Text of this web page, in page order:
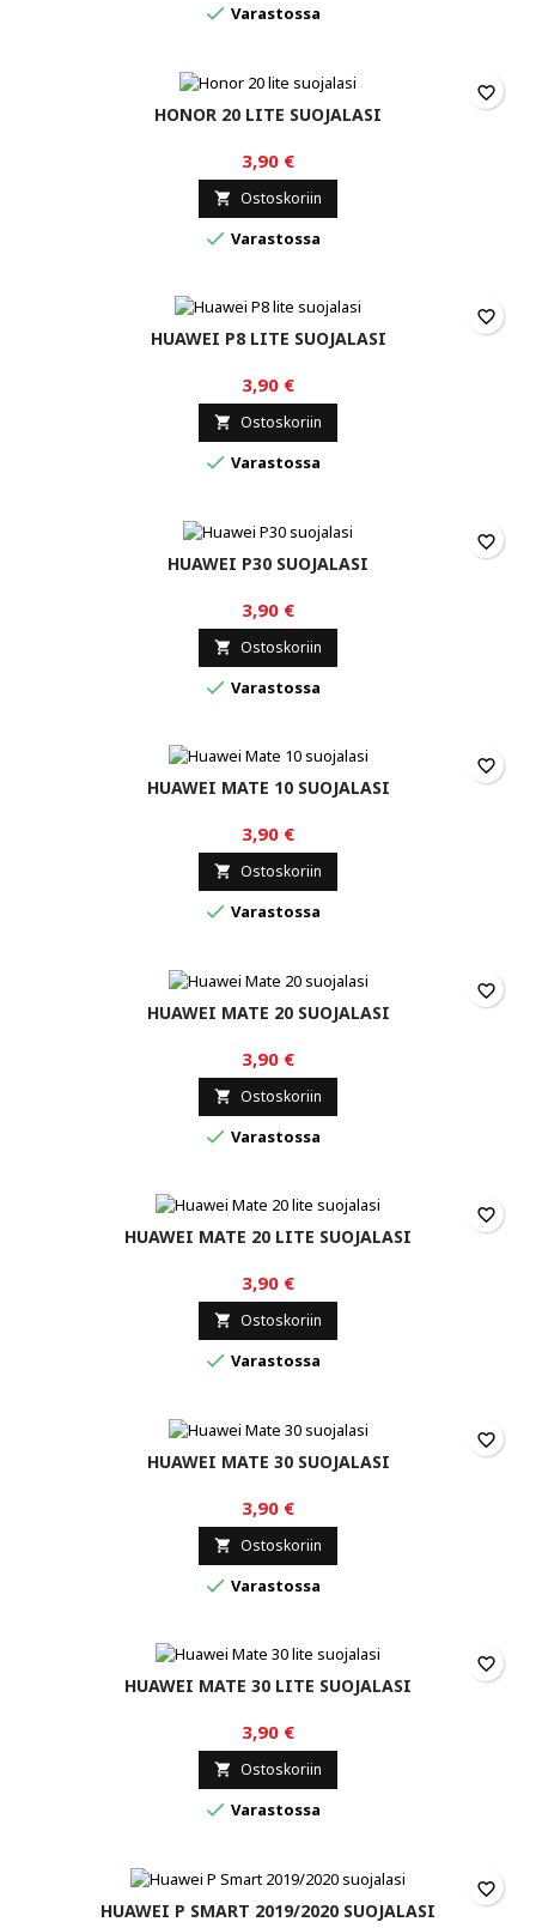
 Varastossa
HONOR 20 LITE SUOJALASI
3,90 €
 Ostoskoriin
 Varastossa
favorite_border
HUAWEI P8 LITE SUOJALASI
3,90 €
 Ostoskoriin
 Varastossa
favorite_border
HUAWEI P30 SUOJALASI
3,90 €
 Ostoskoriin
 Varastossa
favorite_border
HUAWEI MATE 10 SUOJALASI
3,90 €
 Ostoskoriin
 Varastossa
favorite_border
HUAWEI MATE 20 SUOJALASI
3,90 €
 Ostoskoriin
 Varastossa
favorite_border
HUAWEI MATE 20 LITE SUOJALASI
3,90 €
 Ostoskoriin
 Varastossa
favorite_border
HUAWEI MATE 30 SUOJALASI
3,90 €
 Ostoskoriin
 Varastossa
favorite_border
HUAWEI MATE 30 LITE SUOJALASI
3,90 €
 Ostoskoriin
 Varastossa
favorite_border
HUAWEI P SMART 2019/2020 SUOJALASI
favorite_border